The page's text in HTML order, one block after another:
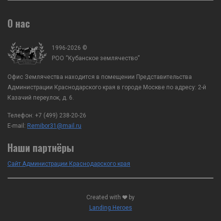
О нас
1996-2026 ©
РОО “Кубанское землячество”
Офис Землячества находится в помещении Представительства
Администрации Краснодарского края в городе Москве по адресу: 2-й
Казачий переулок, д. 6.
Телефон: +7 (499) 238-20-26
E-mail: Remibor31@mail.ru
Наши партнёры
Сайт Администрации Краснодарского края
Created with
by
Landing Heroes